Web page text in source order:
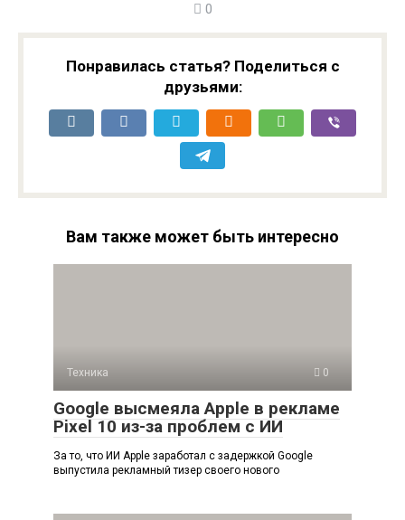
0
Понравилась статья? Поделиться с
друзьями:
Вам также может быть интересно
Техника 0
Google высмеяла Apple в рекламе
Pixel 10 из-за проблем с ИИ
За то, что ИИ Apple заработал с задержкой Google
выпустила рекламный тизер своего нового